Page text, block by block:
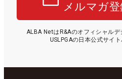
メルマガ
ALBA NetはR&Aのオフィシャル
USLPGAの日本公式サイト